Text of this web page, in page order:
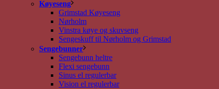
Køyeseng
Grimstad Køyeseng
Nørholm
Vinstra køye og skuvseng
Sengeskuff til Nørholm og Grimstad
Sengebunner
Sengebunn heltre
Flexi sengebunn
Sinus el regulerbar
Vision el regulerbar